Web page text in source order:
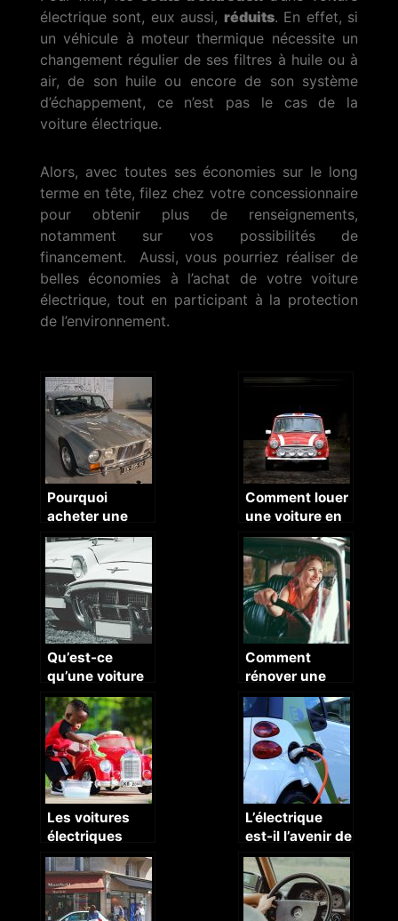
électrique sont, eux aussi, réduits. En effet, si
un véhicule à moteur thermique nécessite un
changement régulier de ses filtres à huile ou à
air, de son huile ou encore de son système
d’échappement, ce n’est pas le cas de la
voiture électrique.
Alors, avec toutes ses économies sur le long
terme en tête, filez chez votre concessionnaire
pour obtenir plus de renseignements,
notamment sur vos possibilités de
financement. Aussi, vous pourriez réaliser de
belles économies à l’achat de votre voiture
électrique, tout en participant à la protection
de l’environnement.
Pourquoi
acheter une
voiture
ancienne ?
Comment louer
une voiture en
ligne ?
Qu’est-ce
qu’une voiture
de collection?
Comment
rénover une
voiture
ancienne ?
Les voitures
électriques
enfants, la
passion de
l’auto à ses
débuts
L’électrique
est-il l’avenir de
l’automobile ?